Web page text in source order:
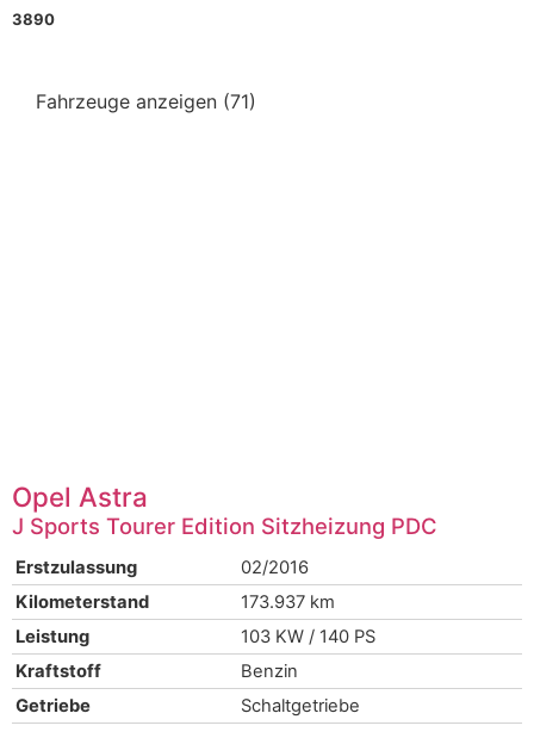
Opel Astra
J Sports Tourer Edition Sitzheizung PDC
Erstzulassung
02/2016
Kilometerstand
173.937 km
Leistung
103 KW / 140 PS
Kraftstoff
Benzin
Getriebe
Schaltgetriebe
3890
Fahrzeuge anzeigen (71)